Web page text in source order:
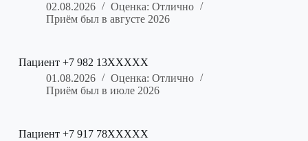
02.08.2026
Оценка: Отлично
Приём был в августе 2026
Пациент +7 982 13XXXXX
01.08.2026
Оценка: Отлично
Приём был в июле 2026
Пациент +7 917 78XXXXX